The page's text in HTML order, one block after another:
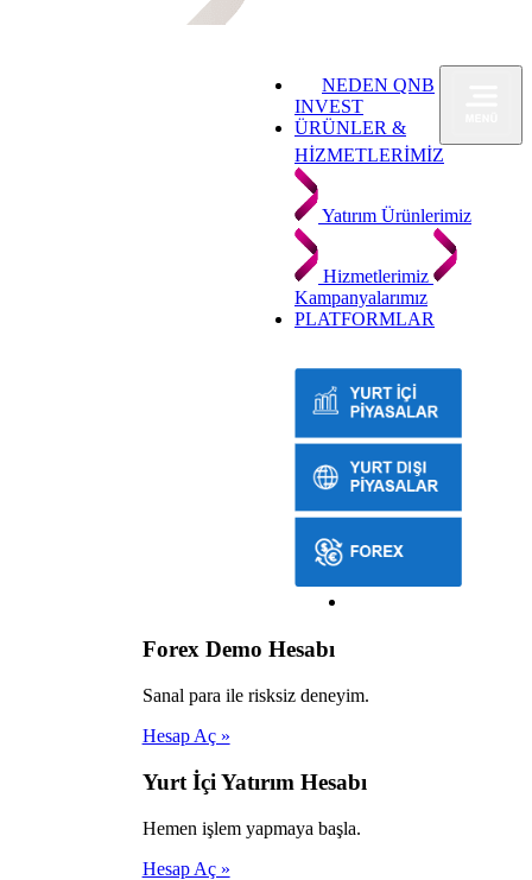
NEDEN QNB
INVEST
ÜRÜNLER &
HİZMETLERİMİZ
Yatırım Ürünlerimiz
Hizmetlerimiz
Kampanyalarımız
PLATFORMLAR
Forex Demo Hesabı
Sanal para ile risksiz deneyim.
Hesap Aç »
Yurt İçi Yatırım Hesabı
Hemen işlem yapmaya başla.
Hesap Aç »